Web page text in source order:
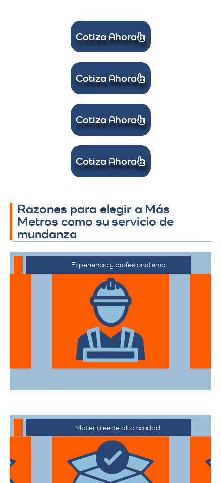
Cotiza Ahora
Cotiza Ahora
Cotiza Ahora
Cotiza Ahora
Razones para elegir a Más
Metros como su servicio de
mundanza
Experiencia y profesionalismo
El equipo de expertos en mudanzas de
alta gama está capacitado para manejar
desde objetos delicados hasta muebles
de gran tamaño con el mayor cuidado.
Materiales de alta calidad
Utilizan materiales de embalaje de
primera categoría para garantizar que